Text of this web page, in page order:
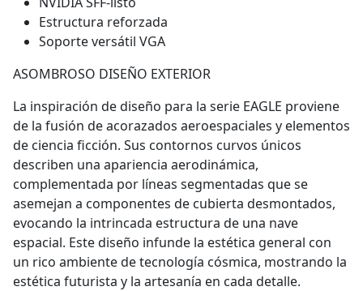
Estructura reforzada
Soporte versátil VGA
ASOMBROSO DISEÑO EXTERIOR
La inspiración de diseño para la serie EAGLE proviene
de la fusión de acorazados aeroespaciales y elementos
de ciencia ficción. Sus contornos curvos únicos
describen una apariencia aerodinámica,
complementada por líneas segmentadas que se
asemejan a componentes de cubierta desmontados,
evocando la intrincada estructura de una nave
espacial. Este diseño infunde la estética general con
un rico ambiente de tecnología cósmica, mostrando la
estética futurista y la artesanía en cada detalle.